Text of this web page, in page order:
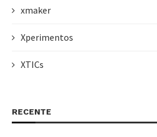
xmaker
Xperimentos
XTICs
RECENTE